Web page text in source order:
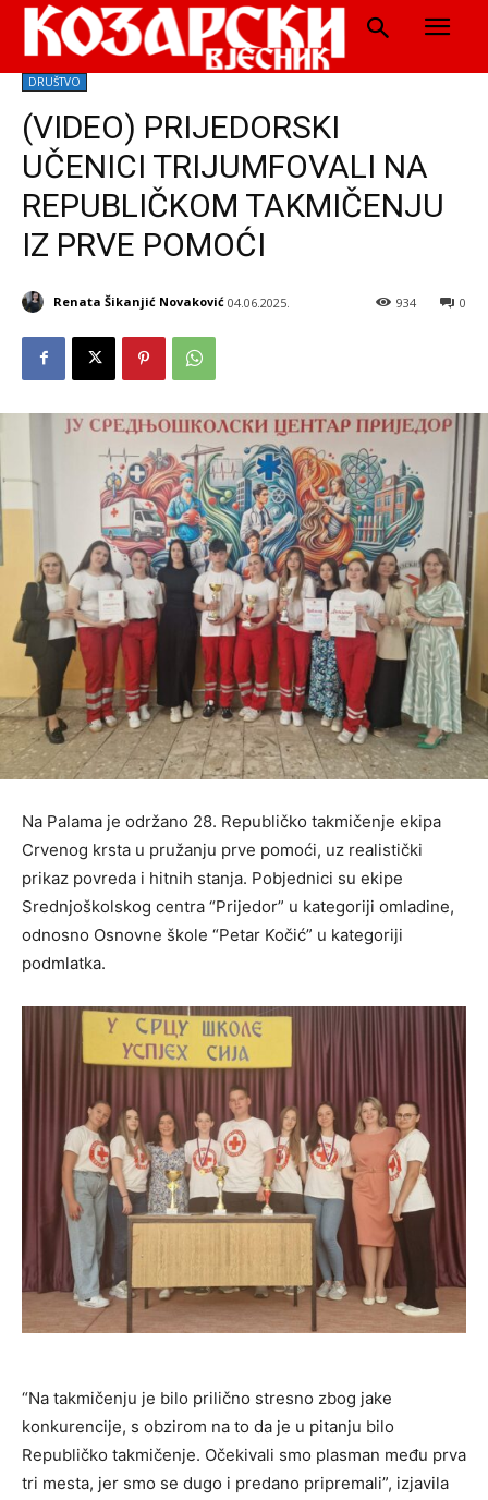
DRUŠTVO
(VIDEO) PRIJEDORSKI
UČENICI TRIJUMFOVALI NA
REPUBLIČKOM TAKMIČENJU
IZ PRVE POMOĆI
Renata Šikanjić Novaković 04.06.2025. 0
934
Na Palama je održano 28. Republičko takmičenje ekipa
Crvenog krsta u pružanju prve pomoći, uz realistički
prikaz povreda i hitnih stanja. Pobjednici su ekipe
Srednjoškolskog centra “Prijedor” u kategoriji omladine,
odnosno Osnovne škole “Petar Kočić” u kategoriji
podmlatka.
“Na takmičenju je bilo prilično stresno zbog jake
konkurencije, s obzirom na to da je u pitanju bilo
Republičko takmičenje. Očekivali smo plasman među prva
tri mesta, jer smo se dugo i predano pripremali”, izjavila